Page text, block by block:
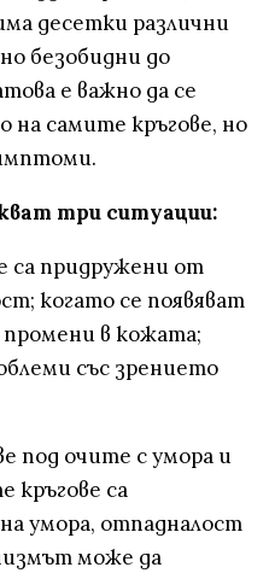
десетки различни
безобидни до
е важно да се
на самите кръгове, но
три ситуации:
са придружени от
когато се появяват
промени в кожата;
със зрението
под очите с умора и
кръгове са
умора, отпадналост
може да